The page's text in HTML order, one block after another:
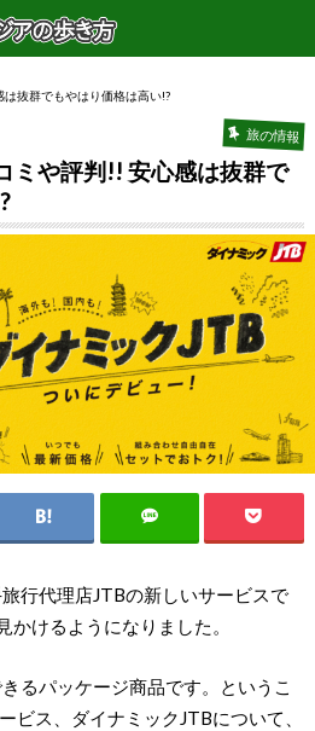
抜群でもやはり価格は高い!?
旅の情報
ミや評判!! 安心感は抜群で
行代理店JTBの新しいサービスで
けるようになりました。
るパッケージ商品です。というこ
ビス、ダイナミックJTBについて、